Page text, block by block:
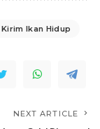
Kirim Ikan Hidup
NEXT ARTICLE